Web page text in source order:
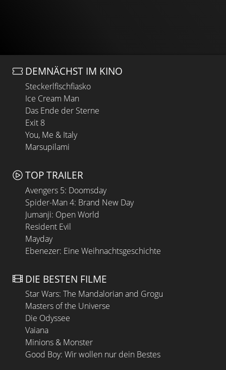
DEMNÄCHST IM KINO
Steckerlfischfiasko
Ice Cream Man
Das Ende der Sterne
Exit 8
You, Me & Italy
Marsupilami
TOP TRAILER
Avengers 5: Doomsday
Spider-Man 4: Brand New Day
Jumanji: Open World
Resident Evil
Mayday
Ebenezer: Eine Weihnachtsgeschichte
DIE BESTEN FILME
Star Wars: The Mandalorian and Grogu
Masters of the Universe
Die Odyssee
Vaiana
Minions & Monster
Good Boy: Wir wollen nur dein Bestes